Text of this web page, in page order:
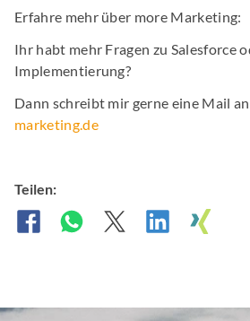
Erfahre mehr über more Marketing:
Ihr habt mehr Fragen zu Salesforce
Implementierung?
Dann schreibt mir gerne eine Mail an
marketing.de
Teilen: